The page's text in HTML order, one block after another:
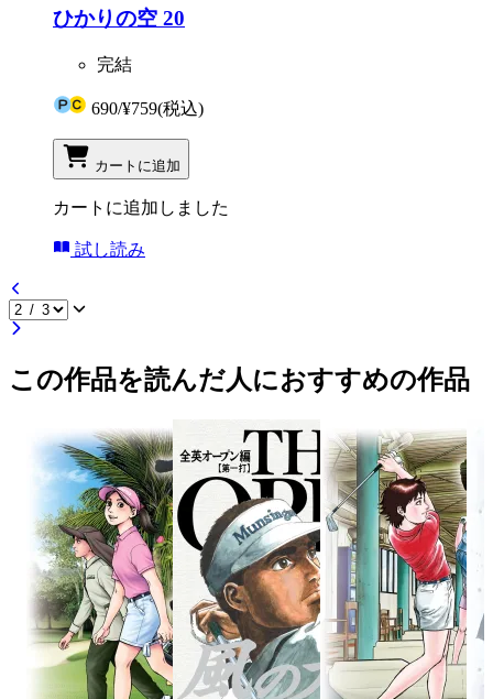
ひかりの空 20
完結
690/¥759(税込)
カートに追加
カートに追加しました
試し読み
この作品を読んだ人におすすめの作品